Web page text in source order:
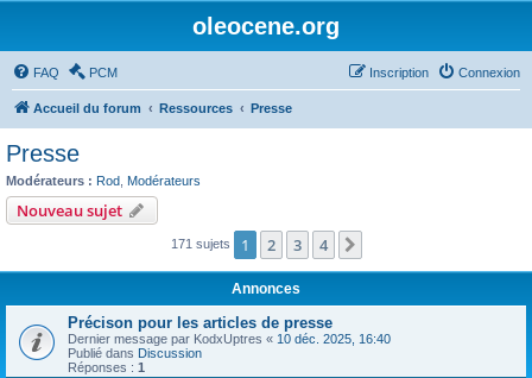
oleocene.org
FAQ PCM Connexion
Inscription
Accueil du forum Ressources Presse
Presse
Modérateurs : Rod Modérateurs
Nouveau sujet
171 sujets 1 2 3 4
Annonces
Précison pour les articles de presse
Dernier message par KodxUptres « 10 déc. 2025, 16:40
Publié dans Discussion
Réponses : 1